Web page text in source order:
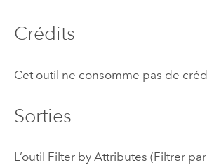
Crédits
Cet outil ne consomme pas de
Sorties
L’outil Filter by Attributes (Filtrer